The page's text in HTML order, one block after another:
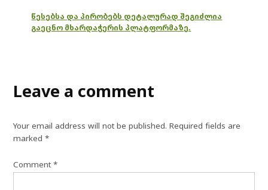
წესებსა და პირობებს დეტალურად შეგიძლია
გაეცნო მხარდაჭერის პლატფორმაზე.
Leave a comment
Your email address will not be published. Required fields are
marked*
Comment*